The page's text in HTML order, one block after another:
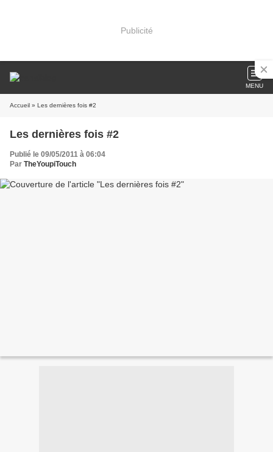
Publicité
MENU
Accueil » Les dernières fois #2
Les dernières fois #2
Publié le 09/05/2011 à 06:04
Par TheYoupiTouch